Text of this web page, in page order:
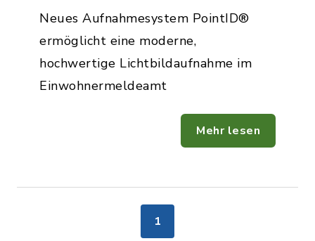
Neues Aufnahmesystem PointID®
ermöglicht eine moderne,
hochwertige Lichtbildaufnahme im
Einwohnermeldeamt
Mehr lesen
1